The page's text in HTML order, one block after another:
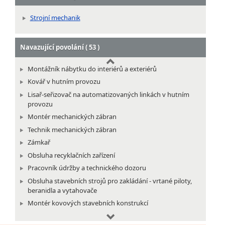
Strojní mechanik
Navazující povolání ( 53 )
Obsluha podzemního zásobníku plynu
Stavěč dekorací
Montážník nábytku do interiérů a exteriérů
Kovář v hutním provozu
Lisař-seřizovač na automatizovaných linkách v hutním
provozu
Montér mechanických zábran
Technik mechanických zábran
Zámkař
Obsluha recyklačních zařízení
Pracovník údržby a technického dozoru
Obsluha stavebních strojů pro zakládání - vrtané piloty,
beranidla a vytahovače
Montér kovových stavebních konstrukcí
Montér potrubních rozvodů